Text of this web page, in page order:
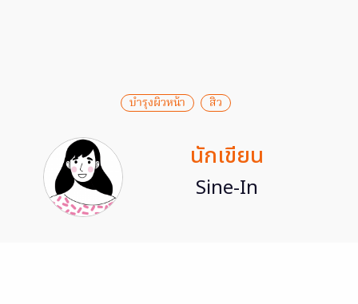
บำรุงผิวหน้า สิว
นักเขียน
Sine-In